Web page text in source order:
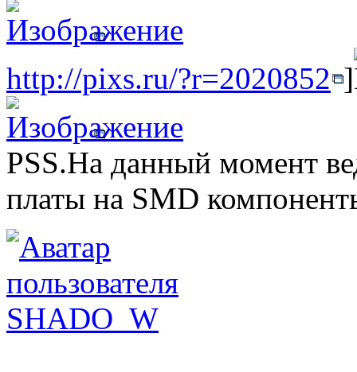
http://pixs.ru/?r=2020852 ]
PSS.На данный момент
платы на SMD
SHADO_W